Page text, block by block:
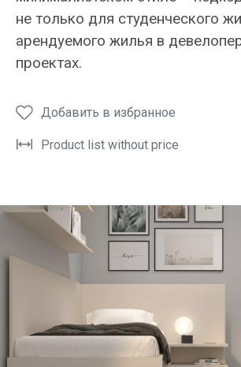
не только для студенческого
арендуемого жилья в
проектах.
Добавить в избранное
Product list without price